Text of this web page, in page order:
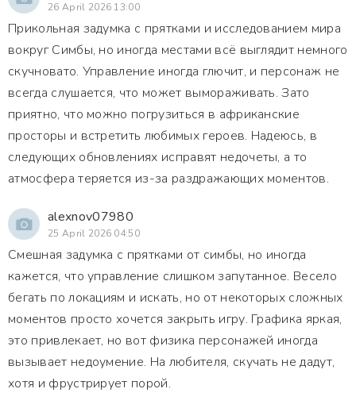
26 April 2026 13:00
Прикольная задумка с прятками и исследованием мира
вокруг Симбы, но иногда местами всё выглядит немного
скучновато. Управление иногда глючит, и персонаж не
всегда слушается, что может вымораживать. Зато
приятно, что можно погрузиться в африканские
просторы и встретить любимых героев. Надеюсь, в
следующих обновлениях исправят недочеты, а то
атмосфера теряется из-за раздражающих моментов.
alexnov07980
25 April 2026 04:50
Смешная задумка с прятками от симбы, но иногда
кажется, что управление слишком запутанное. Весело
бегать по локациям и искать, но от некоторых сложных
моментов просто хочется закрыть игру. Графика яркая,
это привлекает, но вот физика персонажей иногда
вызывает недоумение. На любителя, скучать не дадут,
хотя и фрустрирует порой.